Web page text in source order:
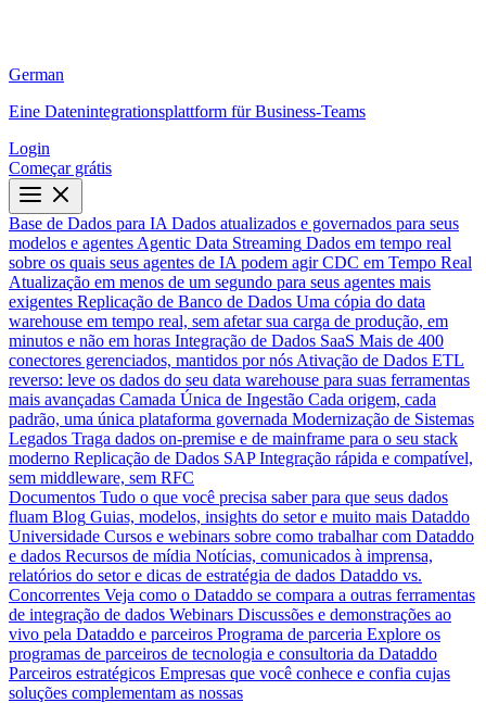
German
Eine Datenintegrationsplattform für Business-Teams
Login
Começar grátis
Base de Dados para IA Dados atualizados e governados para seus
modelos e agentes Agentic Data Streaming Dados em tempo real
sobre os quais seus agentes de IA podem agir CDC em Tempo Real
Atualização em menos de um segundo para seus agentes mais
exigentes Replicação de Banco de Dados Uma cópia do data
warehouse em tempo real, sem afetar sua carga de produção, em
minutos e não em horas Integração de Dados SaaS Mais de 400
conectores gerenciados, mantidos por nós Ativação de Dados ETL
reverso: leve os dados do seu data warehouse para suas ferramentas
mais avançadas Camada Única de Ingestão Cada origem, cada
padrão, uma única plataforma governada Modernização de Sistemas
Legados Traga dados on-premise e de mainframe para o seu stack
moderno Replicação de Dados SAP Integração rápida e compatível,
sem middleware, sem RFC
Documentos Tudo o que você precisa saber para que seus dados
fluam Blog Guias, modelos, insights do setor e muito mais Dataddo
Universidade Cursos e webinars sobre como trabalhar com Dataddo
e dados Recursos de mídia Notícias, comunicados à imprensa,
relatórios do setor e dicas de estratégia de dados Dataddo vs.
Concorrentes Veja como o Dataddo se compara a outras ferramentas
de integração de dados Webinars Discussões e demonstrações ao
vivo pela Dataddo e parceiros Programa de parceria Explore os
programas de parceiros de tecnologia e consultoria da Dataddo
Parceiros estratégicos Empresas que você conhece e confia cujas
soluções complementam as nossas